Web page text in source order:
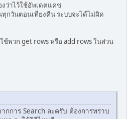
งว่าไว้ใช้อัพเดตแคช
ทุกวันตอนเที่ยงคืน ระบบจะได้ไม่ผิด
ช้พวก get rows หรือ add rows ในส่วน
กการ Search ละครับ ต้องการทราบ